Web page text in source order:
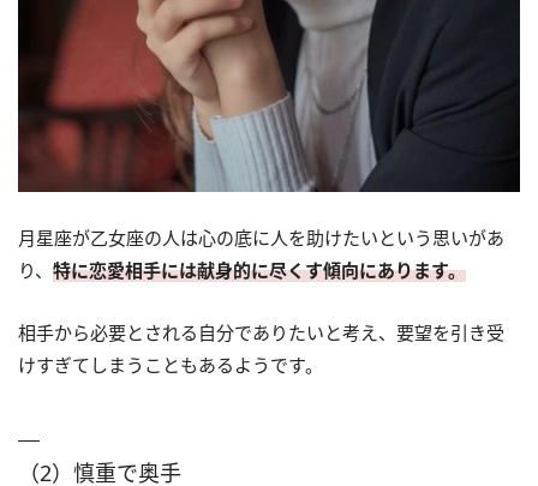
月星座が乙女座の人は心の底に人を助けたいという思いがあ
り、 特に恋愛相手には献身的に尽くす傾向にあります。
相手から必要とされる自分でありたいと考え、要望を引き受
けすぎてしまうこともあるようです。
（2）慎重で奥手